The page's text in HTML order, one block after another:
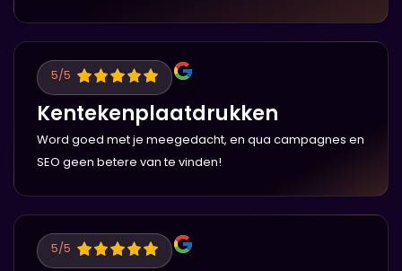
5/5
Kentekenplaatdrukken
Word goed met je meegedacht, en qua campagnes en
SEO geen betere van te vinden!
5/5